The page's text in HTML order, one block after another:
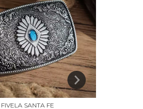
FIVELA SANTA FE